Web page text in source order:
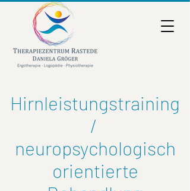
Hirnleistungstraining
/
neuropsychologisch
orientierte